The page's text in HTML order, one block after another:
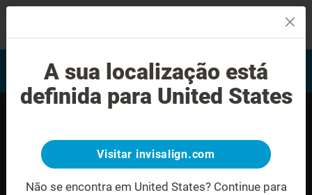
Avaliação do sorriso
Encontrar um Invisalign
provider
A sua localização está
definida para United States
Visitar invisalign.com
Não se encontra em United States? Continue para